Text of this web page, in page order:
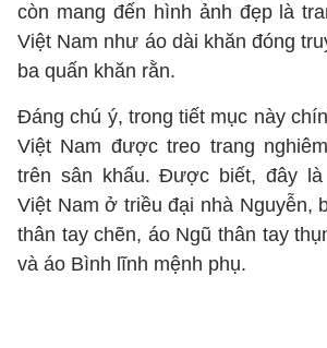
còn mang đến hình ảnh đẹp là
Việt Nam như áo dài khăn đóng
ba quấn khăn rằn.
Đáng chú ý, trong tiết mục này
Việt Nam được treo trang
trên sân khấu. Được biết, đây
Việt Nam ở triều đại nhà Nguyễn,
thân tay chẽn, áo Ngũ thân tay
và áo Bình lĩnh mệnh phụ.